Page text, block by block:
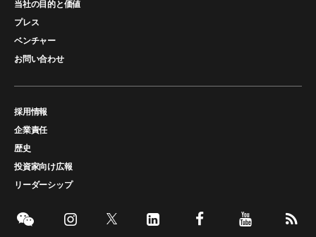
当社の目的と価値
プレス
ベンチャー
お問い合わせ
採用情報
企業責任
歴史
投資家向け広報
リーダーシップ